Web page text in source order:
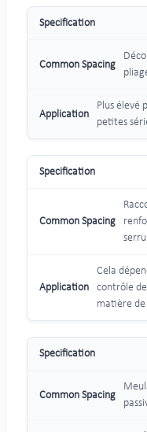
Plus élevé
petites
Cela
contrôle
matière